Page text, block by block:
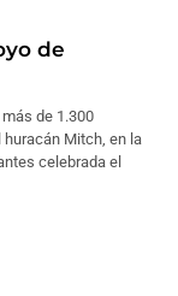
de
de 1.300
Mitch, en la
celebrada el